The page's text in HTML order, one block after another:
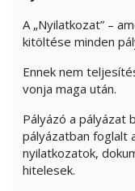
A „Nyilatkozat” –
kitöltése minden
Ennek nem
vonja maga után.
Pályázó a pályázat
pályázatban foglalt
nyilatkozatok,
hitelesek.